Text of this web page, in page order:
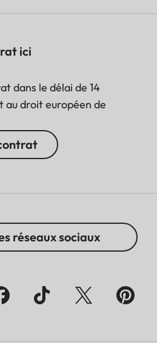
ici
dans le délai de 14
au droit européen de
réseaux sociaux